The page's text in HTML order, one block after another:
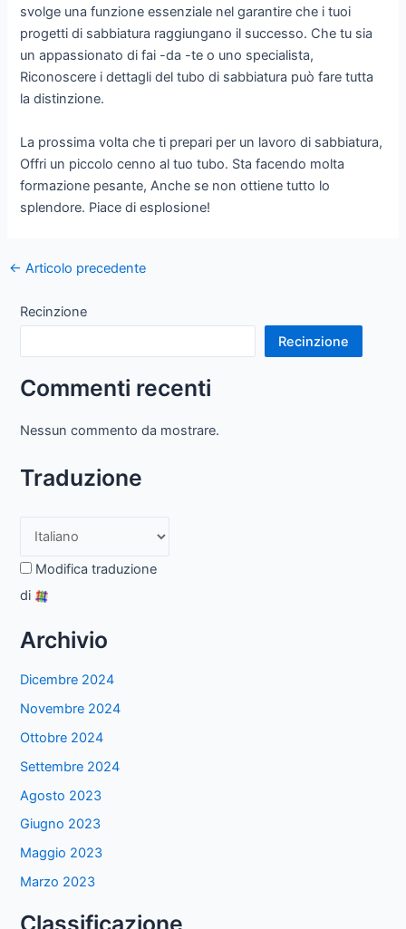
svolge una funzione essenziale nel garantire che i tuoi
progetti di sabbiatura raggiungano il successo. Che tu sia
un appassionato di fai -da -te o uno specialista,
Riconoscere i dettagli del tubo di sabbiatura può fare tutta
la distinzione.
La prossima volta che ti prepari per un lavoro di sabbiatura,
Offri un piccolo cenno al tuo tubo. Sta facendo molta
formazione pesante, Anche se non ottiene tutto lo
splendore. Piace di esplosione!
Navigazione
← Articolo precedente
Recinzione
Recinzione
Commenti recenti
Nessun commento da mostrare.
Traduzione
Modifica traduzione
di
Archivio
Dicembre 2024
Novembre 2024
Ottobre 2024
Settembre 2024
Agosto 2023
Giugno 2023
Maggio 2023
Marzo 2023
Classificazione